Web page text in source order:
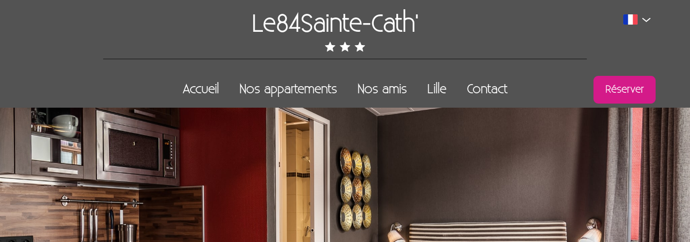
Le84Sainte-Cath'
Accueil Nos appartements Nos amis Lille Contact Réserver